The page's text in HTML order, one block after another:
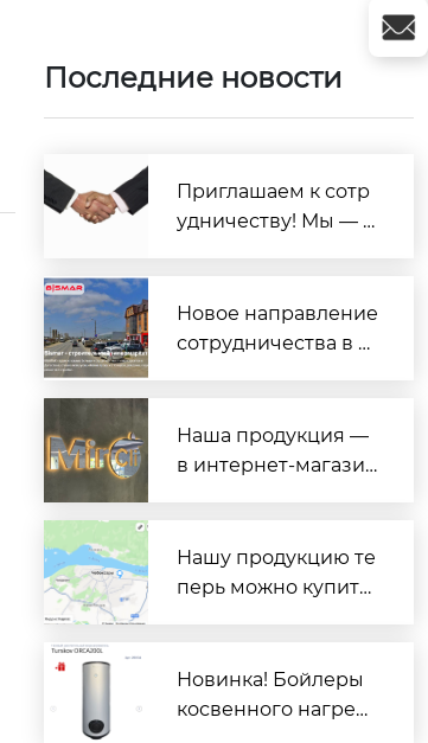
Последние новости
Приглашаем к сотр
удничеству! Мы — п
Новое направление
сотрудничества в Д
Наша продукция —
в интернет-магазин
Нашу продукцию те
перь можно купить
«Kever»
Новинка! Бойлеры
косвенного нагрева